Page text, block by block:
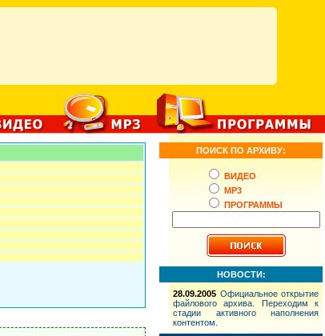
ПОИСК ПО АРХИВУ:
ВИДЕО
MP3
ПРОГРАММЫ
НОВОСТИ:
28.09.2005 Официальное открытие
файлового архива. Переходим к
стадии активного наполнения
контентом.